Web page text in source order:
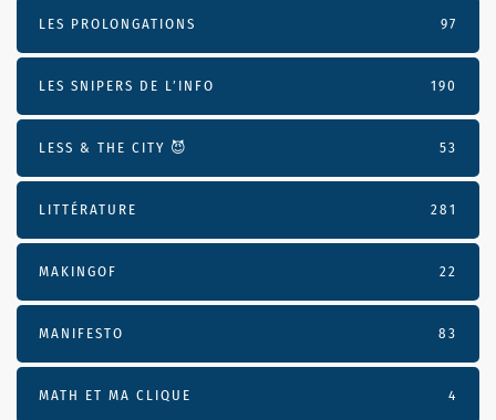
LES PROLONGATIONS 97
LES SNIPERS DE L’INFO 190
LESS & THE CITY 😈 53
LITTÉRATURE 281
MAKINGOF 22
MANIFESTO 83
MATH ET MA CLIQUE 4